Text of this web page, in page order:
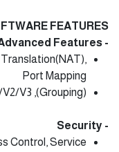
FEATURES
- Advanced Features
Port Mapping
(Grouping), Static Routing, DDNS, IGMP V1/V2/V3
- Security
Control, Service